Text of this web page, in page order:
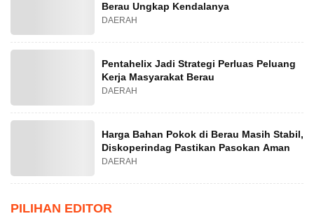
Berau Ungkap Kendalanya
DAERAH
Pentahelix Jadi Strategi Perluas Peluang
Kerja Masyarakat Berau
DAERAH
Harga Bahan Pokok di Berau Masih Stabil,
Diskoperindag Pastikan Pasokan Aman
DAERAH
PILIHAN EDITOR